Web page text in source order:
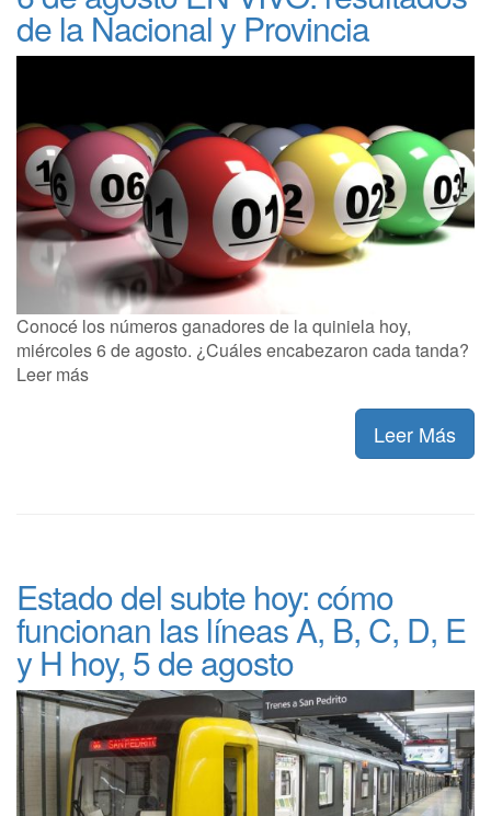
de la Nacional y Provincia
Conocé los números ganadores de la quiniela hoy,
miércoles 6 de agosto. ¿Cuáles encabezaron cada tanda?
Leer más
Leer Más
Estado del subte hoy: cómo
funcionan las líneas A, B, C, D, E
y H hoy, 5 de agosto